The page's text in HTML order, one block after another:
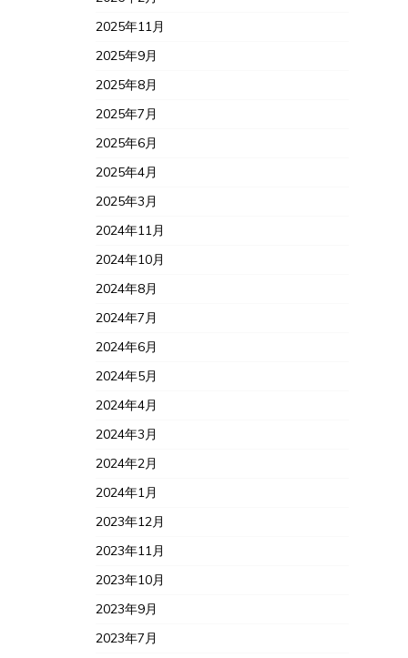
2025年11月
2025年9月
2025年8月
2025年7月
2025年6月
2025年4月
2025年3月
2024年11月
2024年10月
2024年8月
2024年7月
2024年6月
2024年5月
2024年4月
2024年3月
2024年2月
2024年1月
2023年12月
2023年11月
2023年10月
2023年9月
2023年7月